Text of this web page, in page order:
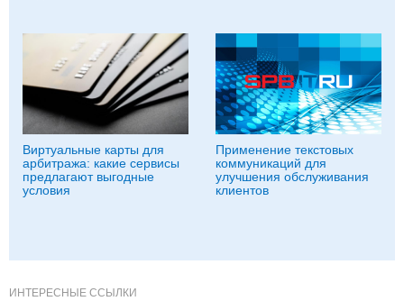
Виртуальные карты для
арбитража: какие сервисы
предлагают выгодные
условия
Применение текстовых
коммуникаций для
улучшения обслуживания
клиентов
ИНТЕРЕСНЫЕ ССЫЛКИ